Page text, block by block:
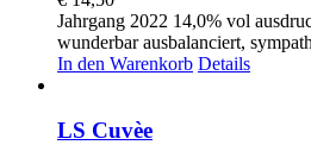
Jahrgang 2022 14,0% vol
wunderbar ausbalanciert,
In den Warenkorb Details
LS Cuvèe